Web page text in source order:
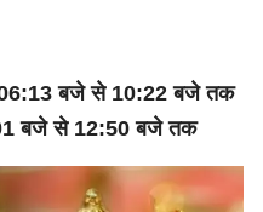
बजे से 10:22 बजे तक
बजे से 12:50 बजे तक